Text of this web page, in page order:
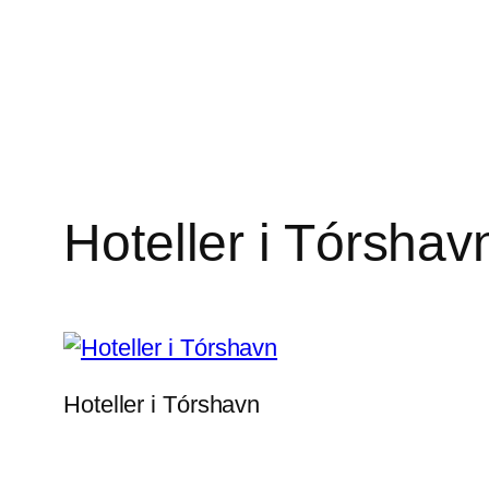
Hoteller i
Hoteller i Tórshavn